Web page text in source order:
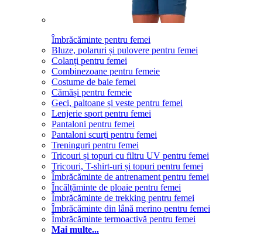
Îmbrăcăminte pentru femei
Bluze, polaruri și pulovere pentru femei
Colanți pentru femei
Combinezoane pentru femeie
Costume de baie femei
Cămăși pentru femeie
Geci, paltoane și veste pentru femei
Lenjerie sport pentru femei
Pantaloni pentru femei
Pantaloni scurți pentru femei
Treninguri pentru femei
Tricouri și topuri cu filtru UV pentru femei
Tricouri, T-shirt-uri și topuri pentru femei
Îmbrăcăminte de antrenament pentru femei
Încălțăminte de ploaie pentru femei
Îmbrăcăminte de trekking pentru femei
Îmbrăcăminte din lână merino pentru femei
Îmbrăcăminte termoactivă pentru femei
Mai multe...